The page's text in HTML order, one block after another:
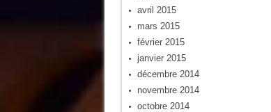
avril 2015
mars 2015
février 2015
janvier 2015
décembre 2014
novembre 2014
octobre 2014